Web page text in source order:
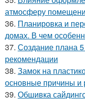
атмосферу
36. Планировка и
домах. В чем
37. Создание плана
рекомендации
38. Замок на
основные причины и
39. Обшивка